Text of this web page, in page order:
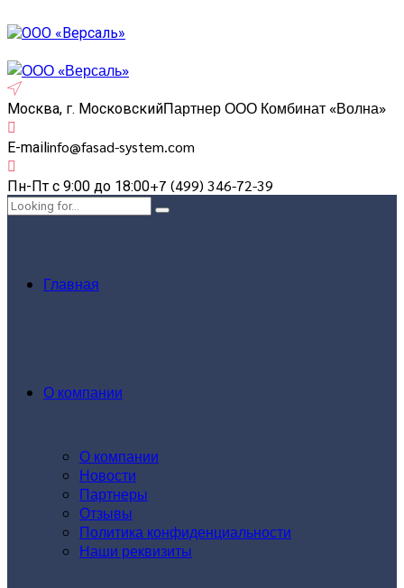
Москва, г. МосковскийПартнер ООО Комбинат «Волна»
E-mailinfo@fasad-system.com
Пн-Пт с 9:00 до 18:00+7 (499) 346-72-39
Главная
О компании
О компании
Новости
Партнеры
Отзывы
Политика конфиденциальности
Наши реквизиты